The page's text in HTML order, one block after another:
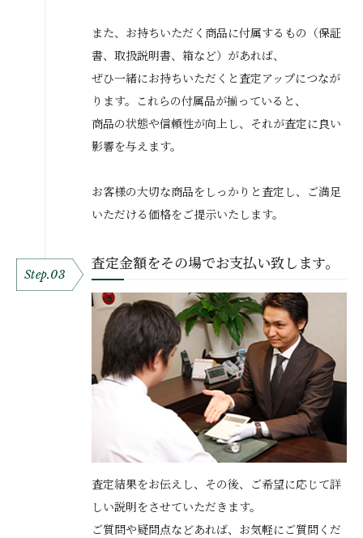
また、お持ちいただく商品に付属するもの（保証
書、取扱説明書、箱など）があれば、
ぜひ一緒にお持ちいただくと査定アップにつなが
ります。これらの付属品が揃っていると、
商品の状態や信頼性が向上し、それが査定に良い
影響を与えます。
お客様の大切な商品をしっかりと査定し、ご満足
いただける価格をご提示いたします。
Step.03
査定金額をその場でお支払い致します。
査定結果をお伝えし、その後、ご希望に応じて詳
しい説明をさせていただきます。
ご質問や疑問点などあれば、お気軽にご質問くだ